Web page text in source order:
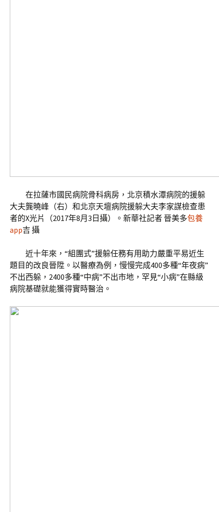
在拉薩市國民病院骨科病房，北京積水潭病院的援躲
大夫龔曉峰（右）和北京天壇病院援躲大夫李家謀檢查患
者的X光片（2017年8月3日攝）。新華社記者 晉美多包養
app吉 攝
近十年來，“組團式”援躲任務有用助力嚴重平易近生
題目的改良晉陞。以醫療為例，慢慢完成400多種“年夜病”
不出西躲，2400多種“中病”不出市地，罕見“小病”在縣級
病院基礎就能獲得實時醫治。